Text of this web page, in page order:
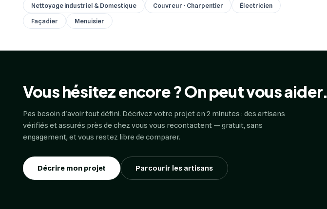
Nettoyage industriel & Domestique
Couvreur - Charpentier
Électricien
Façadier
Menuisier
Vous hésitez encore ? On peut vous aider.
Pas besoin d'avoir tout défini. Décrivez votre projet en 2 minutes : des artisans
vérifiés et assurés près de chez vous vous recontactent — gratuit, sans
engagement, et vous restez libre de comparer.
Décrire mon projet Parcourir les artisans